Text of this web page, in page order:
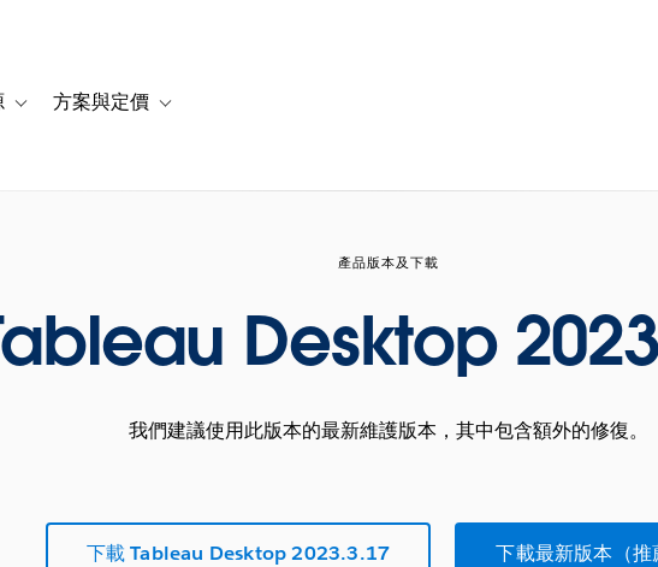
故事
navigation for 解決方案
Toggle sub-navigation for 資源
方案與定價 Toggle sub-navigation for 方案與定價
產品版本及下載
Desktop
我們建議使用此版本的最新維護版本，其中包含額外的修復。
下載 Tableau Desktop 2023.3.17 下載最新版本（推